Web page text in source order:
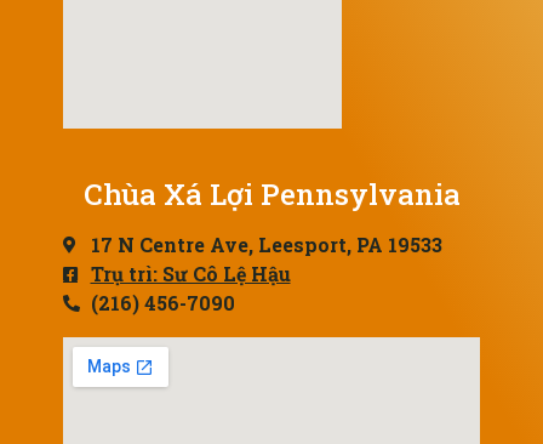
Chùa Xá Lợi Pennsylvania
17 N Centre Ave, Leesport, PA 19533
Trụ trì: Sư Cô Lệ Hậu
(216) 456-7090